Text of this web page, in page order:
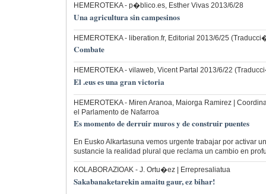
HEMEROTEKA- p�blico.es, Esther Vivas 2013/6/28
Una agricultura sin campesinos
HEMEROTEKA- liberation.fr, Editorial 2013/6/25
Combate
HEMEROTEKA- vilaweb, Vicent Partal 2013/6/22
El .eus es una gran victoria
HEMEROTEKA- Miren Aranoa, Maiorga Ramirez |
el Parlamento de Nafarroa
Es momento de derruir muros y de construir puentes
En Eusko Alkartasuna vemos urgente trabajar por activar
sustancie la realidad plural que reclama un cambio en
KOLABORAZIOAK- J. Ortu�ez | Errepresaliatua
Sakabanaketarekin amaitu gaur, ez bihar!